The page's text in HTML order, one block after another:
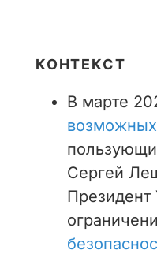
КОНТЕКСТ
В марте
возможных
Сергей
Президент